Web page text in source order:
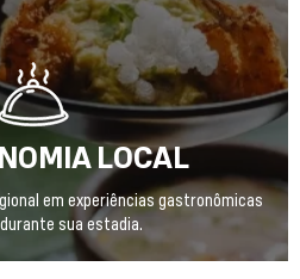
LOCAL
em experiências gastronômicas
sua estadia.